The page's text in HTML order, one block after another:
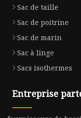
Sac de taille
Sac de poitrine
Sac de marin
Sac à linge
Sacs isothermes
Entreprise